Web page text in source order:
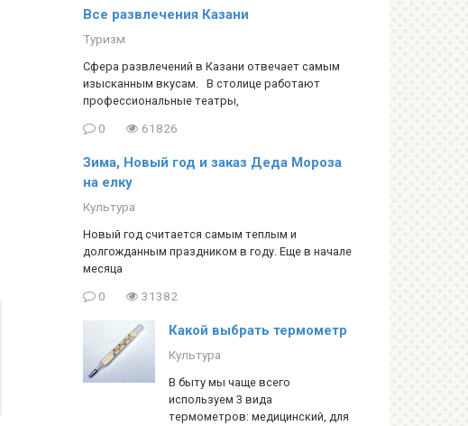
Все развлечения Казани
Туризм
Сфера развлечений в Казани отвечает самым
изысканным вкусам. В столице работают
профессиональные театры,
0 61826
Зима, Новый год и заказ Деда Мороза
на елку
Культура
Новый год считается самым теплым и
долгожданным праздником в году. Еще в начале
месяца
0 31382
Какой выбрать термометр
Культура
В быту мы чаще всего
используем 3 вида
термометров: медицинский, для